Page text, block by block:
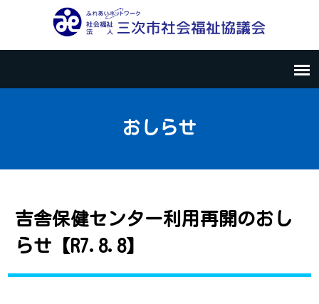
おしらせ
吉舎保健センター利用再開のおし
らせ【R7.8.8】